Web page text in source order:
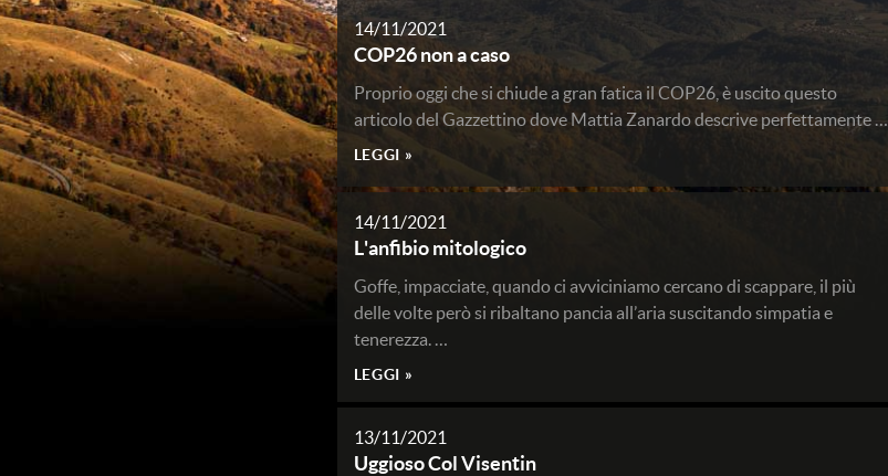
14/11/2021
COP26 non a caso
Proprio oggi che si chiude a gran fatica il COP26, è uscito questo
articolo del Gazzettino dove Mattia Zanardo descrive perfettamente …
LEGGI »
14/11/2021
L'anfibio mitologico
Goffe, impacciate, quando ci avviciniamo cercano di scappare, il più
delle volte però si ribaltano pancia all’aria suscitando simpatia e
tenerezza. …
LEGGI »
13/11/2021
Uggioso Col Visentin